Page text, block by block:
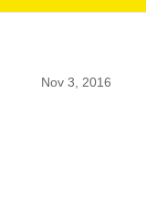
Nov 3, 2016